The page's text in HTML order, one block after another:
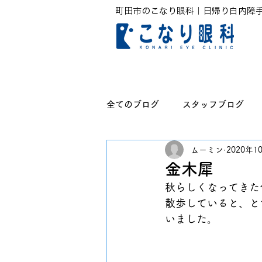
町田市のこなり眼科｜日帰り白内障
全てのブログ スタッフブログ
無題のカテゴリー
金木犀
ムーミン 2020年
秋らしくなってき
散歩していると、
いました。